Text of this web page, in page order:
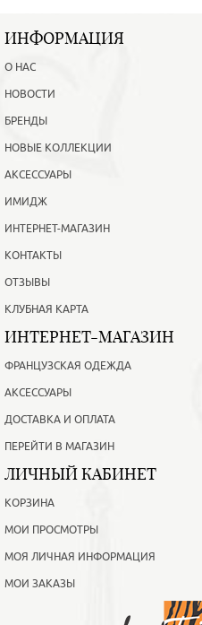
ИНФОРМАЦИЯ
О НАС
НОВОСТИ
БРЕНДЫ
НОВЫЕ КОЛЛЕКЦИИ
АКСЕССУАРЫ
ИМИДЖ
ИНТЕРНЕТ-МАГАЗИН
КОНТАКТЫ
ОТЗЫВЫ
КЛУБНАЯ КАРТА
ИНТЕРНЕТ-МАГАЗИН
ФРАНЦУЗСКАЯ ОДЕЖДА
АКСЕССУАРЫ
ДОСТАВКА И ОПЛАТА
ПЕРЕЙТИ В МАГАЗИН
ЛИЧНЫЙ КАБИНЕТ
КОРЗИНА
МОИ ПРОСМОТРЫ
МОЯ ЛИЧНАЯ ИНФОРМАЦИЯ
МОИ ЗАКАЗЫ